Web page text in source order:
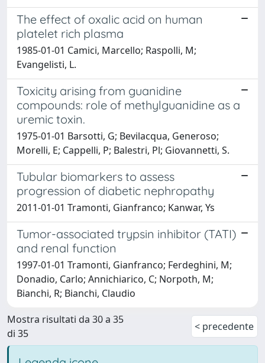
The effect of oxalic acid on human
platelet rich plasma
1985-01-01 Camici, Marcello; Raspolli, M;
Evangelisti, L.
Toxicity arising from guanidine
compounds: role of methylguanidine as a
uremic toxin.
1975-01-01 Barsotti, G; Bevilacqua, Generoso;
Morelli, E; Cappelli, P; Balestri, Pl; Giovannetti, S.
Tubular biomarkers to assess
progression of diabetic nephropathy
2011-01-01 Tramonti, Gianfranco; Kanwar, Ys
Tumor-associated trypsin inhibitor (TATI)
and renal function
1997-01-01 Tramonti, Gianfranco; Ferdeghini, M;
Donadio, Carlo; Annichiarico, C; Norpoth, M;
Bianchi, R; Bianchi, Claudio
Mostra risultati da 30 a 35
di 35
< precedente